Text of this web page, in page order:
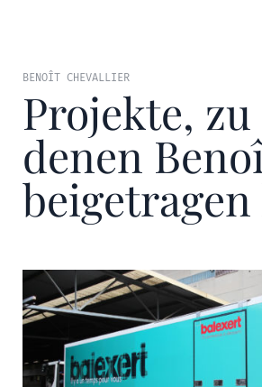
BENOÎT CHEVALLIER
Projekte, zu
denen